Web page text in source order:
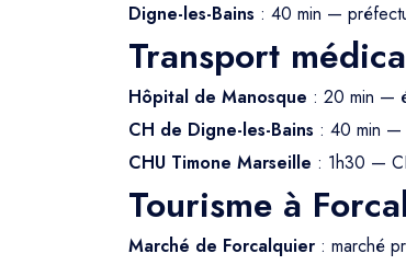
Digne-les-Bains : 40 min —
Transport
Hôpital de Manosque : 20 min —
CH de Digne-les-Bains : 40 min —
CHU Timone Marseille : 1h30 —
Tourisme à
Marché de Forcalquier : marché